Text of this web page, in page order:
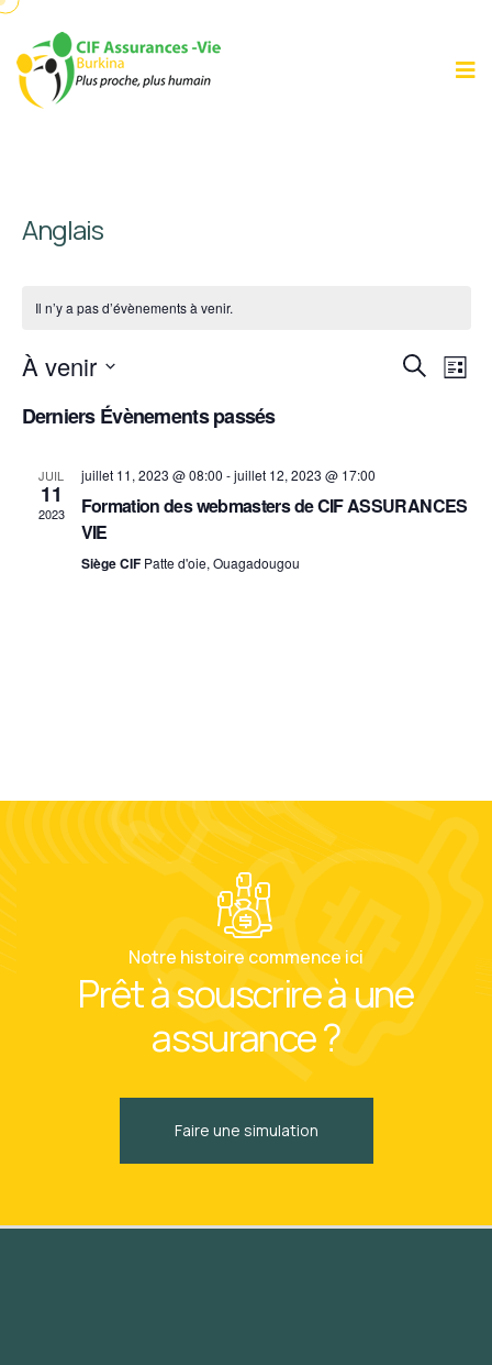
Anglais
Il n’y a pas d’évènements à venir.
vues
Recherche
Liste
À venir
Sélectionnez
Derniers Évènements passés
JUIL
11
2023
juillet 11, 2023 @ 08:00 -juillet 12, 2023 @ 17:00
Formation des webmasters de CIF ASSURANCES
VIE
Siège CIF Patte d'oie, Ouagadougou
Notre histoire commence ici
Prêt à souscrire à une
assurance ?
Faire une simulation